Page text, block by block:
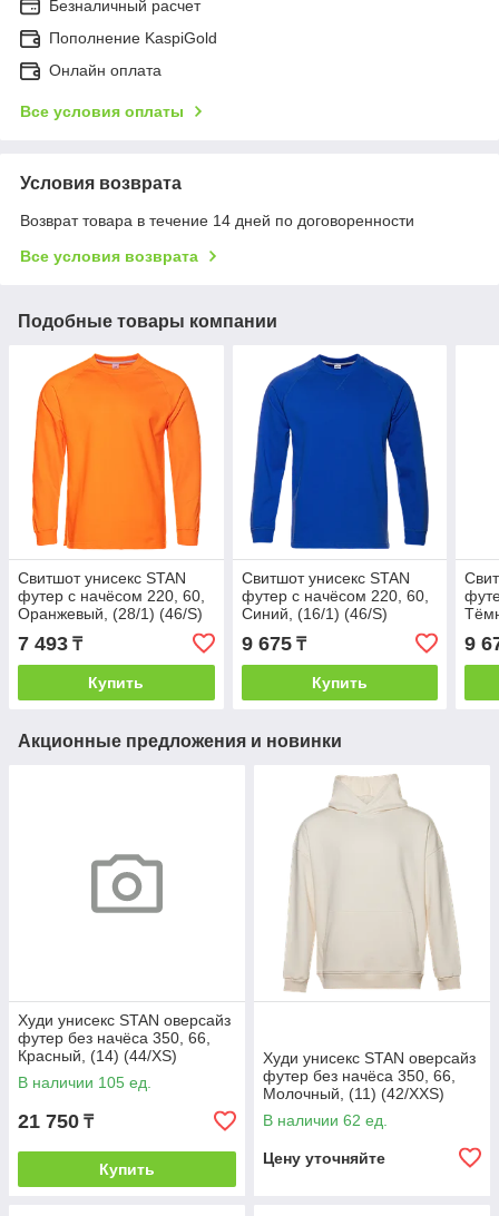
Безналичный расчет
Пополнение KaspiGold
Онлайн оплата
Все условия оплаты
Условия возврата
Возврат товара в течение 14 дней по договоренности
Все условия возврата
Подобные товары компании
Свитшот унисекс STAN
футер с начёсом 220, 60,
Оранжевый, (28/1) (46/S)
7 493 ₸
Купить
Свитшот унисекс STAN
футер с начёсом 220, 60,
Синий, (16/1) (46/S)
9 675₸
Купить
9
Акционные предложения и новинки
Худи унисекс STAN оверсайз
футер без начёса 350, 66,
Красный, (14) (44/XS)
В наличии 105 ед.
21 750 ₸
Купить
Худи унисекс STAN оверсайз
футер без начёса 350, 66,
Молочный, (11) (42/XXS)
В наличии 62 ед.
Цену уточняйте